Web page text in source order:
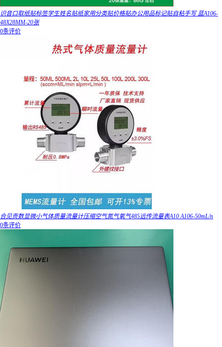
识音口取纸贴标签学生姓名贴纸家用分类贴价格贴办公用品标记贴自粘手写 蓝A106-
48X28MM-20张
0条评价
合见贡数显微小气体质量流量计压缩空气氮气氧气485远传流量表A10 A106-50mL/n
0条评价